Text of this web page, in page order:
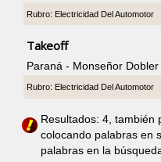
Rubro: Electricidad Del Automotor
Takeoff
Paraná - Monseñor
Rubro: Electricidad Del Automotor
Resultados: 4, también
colocando palabras en
palabras en la